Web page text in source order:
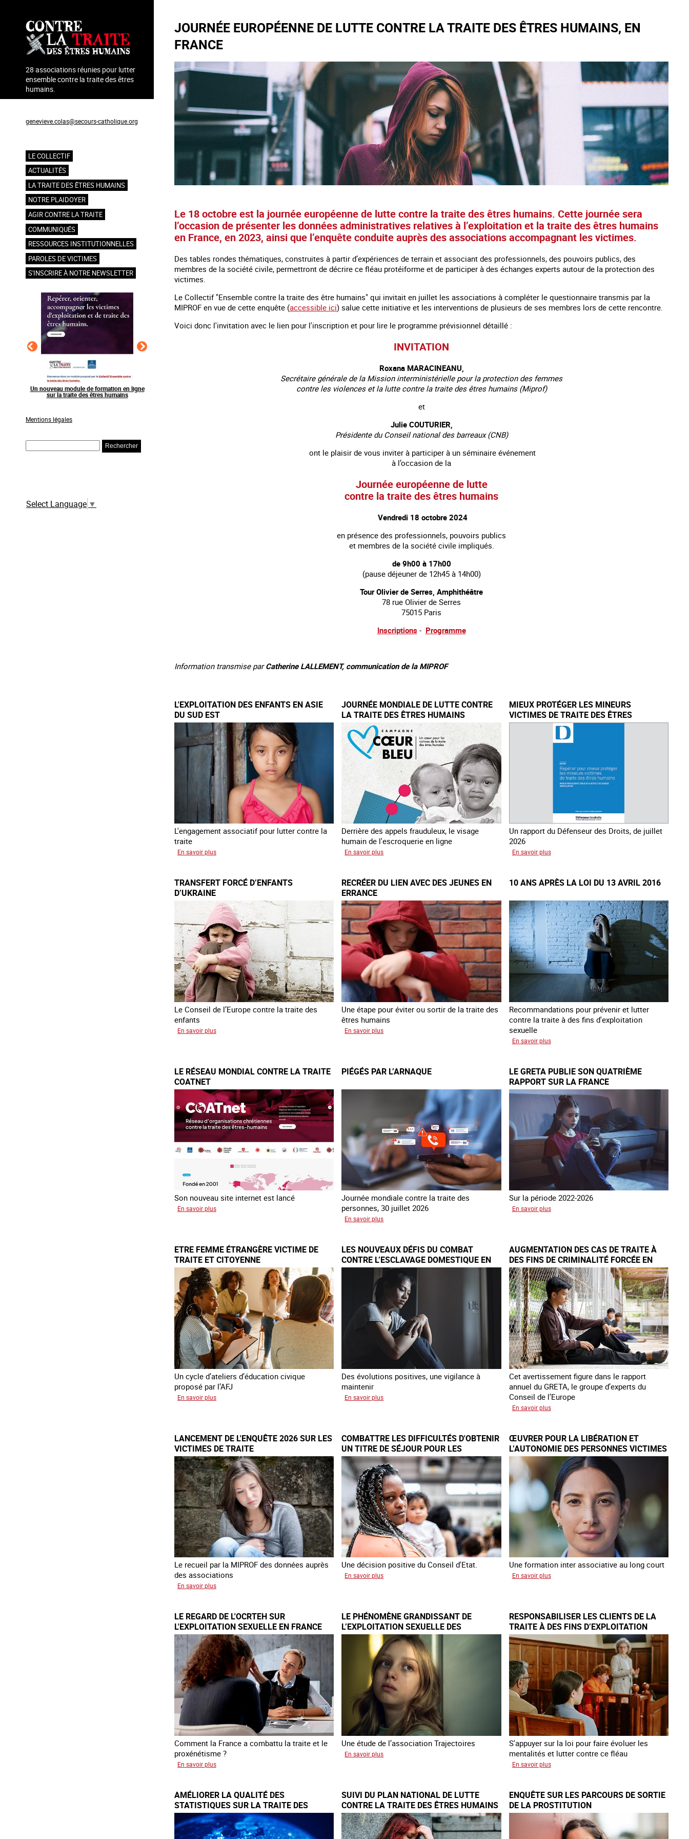
contenu
principal
28 associations réunies pour lutter
ensemble contre la traite des êtres
humains.
genevieve.colas@secours-catholique.org
Navigation
principale
LE COLLECTIF
ACTUALITÉS
LA TRAITE DES ÊTRES HUMAINS
NOTRE PLAIDOYER
AGIR CONTRE LA TRAITE
COMMUNIQUÉS
RESSOURCES INSTITUTIONNELLES
PAROLES DE VICTIMES
S'INSCRIRE À NOTRE NEWSLETTER
en ligne
humains
Raising awareness on the sidelines of major
sporting events
Information aux personnes exilées. #Invisibles : Traite des mineurs en France
Mentions légales
Select Language ▼
JOURNÉE EUROPÉENNE DE LUTTE CONTRE LA TRAITE DES ÊTRES HUMAINS, EN
FRANCE
Le 18 octobre est la journée européenne de lutte contre la traite des êtres humains. Cette journée sera
l’occasion de présenter les données administratives relatives à l’exploitation et la traite des êtres humains
en France, en 2023, ainsi que l’enquête conduite auprès des associations accompagnant les victimes.
Des tables rondes thématiques, construites à partir d’expériences de terrain et associant des professionnels, des pouvoirs publics, des
membres de la société civile, permettront de décrire ce fléau protéiforme et de participer à des échanges experts autour de la protection des
victimes.
Le Collectif "Ensemble contre la traite des être humains" qui invitait en juillet les associations à compléter le questionnaire transmis par la
MIPROF en vue de cette enquête (accessible ici) salue cette initiative et les interventions de plusieurs de ses membres lors de cette rencontre.
Voici donc l'invitation avec le lien pour l'inscription et pour lire le programme prévisionnel détaillé :
INVITATION
Roxana MARACINEANU,
Secrétaire générale de la Mission interministérielle pour la protection des femmes
contre les violences et la lutte contre la traite des êtres humains (Miprof)
et
Julie COUTURIER,
Présidente du Conseil national des barreaux (CNB)
ont le plaisir de vous inviter à participer à un séminaire événement
à l’occasion de la
Journée européenne de lutte
contre la traite des êtres humains
Vendredi 18 octobre 2024
en présence des professionnels, pouvoirs publics
et membres de la société civile impliqués.
de 9h00 à 17h00
(pause déjeuner de 12h45 à 14h00)
Tour Olivier de Serres, Amphithéâtre
78 rue Olivier de Serres
75015 Paris
Inscriptions - Programme
Information transmise parCatherine LALLEMENT, communication de la MIPROF
L'EXPLOITATION DES ENFANTS EN ASIE
DU SUD EST
L'engagement associatif pour lutter contre la
traite
En savoir plus
enfants
Asie
du
sud
est
JOURNÉE MONDIALE DE LUTTE CONTRE
LA TRAITE DES ÊTRES HUMAINS
Derrière des appels frauduleux, le visage
humain de l'escroquerie en ligne
En savoir plus
de
contre
la
traite
des
êtres
humains
MIEUX PROTÉGER LES MINEURS
VICTIMES DE TRAITE DES ÊTRES
HUMAINS
Un rapport du Défenseur des Droits, de juillet
2026
En savoir plussur
les
victimes
de
traite
des
êtres
humains
TRANSFERT FORCÉ D’ENFANTS
D’UKRAINE
Le Conseil de l’Europe contre la traite des
enfants
En savoir plus
d’Ukraine
RECRÉER DU LIEN AVEC DES JEUNES EN
ERRANCE
Une étape pour éviter ou sortir de la traite des
êtres humains
En savoir plus
avec
jeunes
10 ANS APRÈS LA LOI DU 13 AVRIL 2016
Recommandations pour prévenir et lutter
contre la traite à des fins d'exploitation
sexuelle
En savoir plussur
après
la
loi
du
13
avril
2016
LE RÉSEAU MONDIAL CONTRE LA TRAITE
COATNET
Son nouveau site internet est lancé
En savoir plus
contre
la
traite
COATNET
PIÉGÉS PAR L’ARNAQUE
Journée mondiale contre la traite des
personnes, 30 juillet 2026
En savoir plus
l’arnaque
LE GRETA PUBLIE SON QUATRIÈME
RAPPORT SUR LA FRANCE
Sur la période 2022-2026
En savoir plussur
son
quatrième
rapport
sur
la
France
ETRE FEMME ÉTRANGÈRE VICTIME DE
TRAITE ET CITOYENNE
Un cycle d’ateliers d’éducation civique
proposé par l’AFJ
En savoir plus
victime
de
traite
et
citoyenne
LES NOUVEAUX DÉFIS DU COMBAT
CONTRE L’ESCLAVAGE DOMESTIQUE EN
FRANCE
Des évolutions positives, une vigilance à
maintenir
En savoir plus
du
combat
contre
l’esclavage
domestique
en
France
AUGMENTATION DES CAS DE TRAITE À
DES FINS DE CRIMINALITÉ FORCÉE EN
EUROPE
Cet avertissement figure dans le rapport
annuel du GRETA, le groupe d’experts du
Conseil de l’Europe
En savoir plussur
cas
de
traite
des
fins
de
criminalité
forcée
en
Europe
LANCEMENT DE L'ENQUÊTE 2026 SUR LES
VICTIMES DE TRAITE
Le recueil par la MIPROF des données auprès
des associations
En savoir plus
l'enquête
2026
sur
les
victimes
de
traite
COMBATTRE LES DIFFICULTÉS D'OBTENIR
UN TITRE DE SÉJOUR POUR LES
VICTIMES DE TRAITE
Une décision positive du Conseil d'Etat.
En savoir plus
d'obtenir
un
titre
de
séjour
pour
les
victimes
de
traite
ŒUVRER POUR LA LIBÉRATION ET
L’AUTONOMIE DES PERSONNES VICTIMES
DE TRAITE
Une formation inter associative au long court
En savoir plussur
libération
et
l’autonomie
des
victimes
de
traite
LE REGARD DE L'OCRTEH SUR
L'EXPLOITATION SEXUELLE EN FRANCE
EN 2025
Comment la France a combattu la traite et le
proxénétisme ?
En savoir plus
de
l'OCRTEH
sur
l'exploitation
sexuelle
LE PHÉNOMÈNE GRANDISSANT DE
L’EXPLOITATION SEXUELLE DES
MINEURES À TRAVERS L’EUROPE
Une étude de l’association Trajectoires
En savoir plus
de
l’exploitation
sexuelle
des
mineures
RESPONSABILISER LES CLIENTS DE LA
TRAITE À DES FINS D’EXPLOITATION
SEXUELLE
S'appuyer sur la loi pour faire évoluer les
mentalités et lutter contre ce fléau
En savoir plussur
clients
de
la
traite
AMÉLIORER LA QUALITÉ DES
STATISTIQUES SUR LA TRAITE DES
ÊTRES HUMAINS À L’ÉCHELLE
EUROPÉENNE
SUIVI DU PLAN NATIONAL DE LUTTE
CONTRE LA TRAITE DES ÊTRES HUMAINS
2024 - 2027
ENQUÊTE SUR LES PARCOURS DE SORTIE
DE LA PROSTITUTION